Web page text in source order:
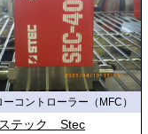
ーコントローラー（MFC）
テック Stec